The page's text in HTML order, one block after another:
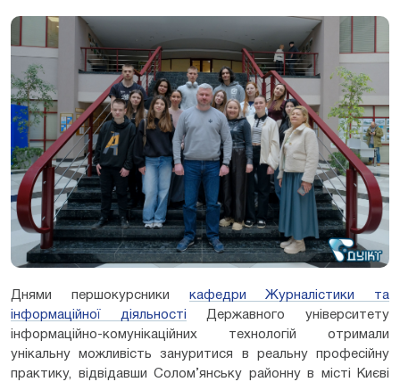
Днями першокурсники кафедри Журналістики та
інформаційної діяльності Державного університету
інформаційно-комунікаційних технологій отримали
унікальну можливість зануритися в реальну професійну
практику, відвідавши Солом’янську районну в місті Києві